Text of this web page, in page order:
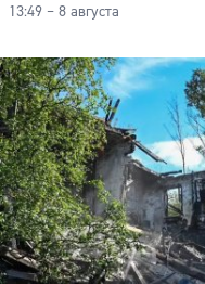
13:49 – 8 августа